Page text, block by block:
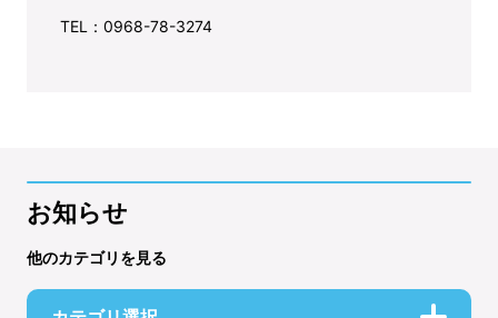
TEL：0968-78-3274
お知らせ
他のカテゴリを見る